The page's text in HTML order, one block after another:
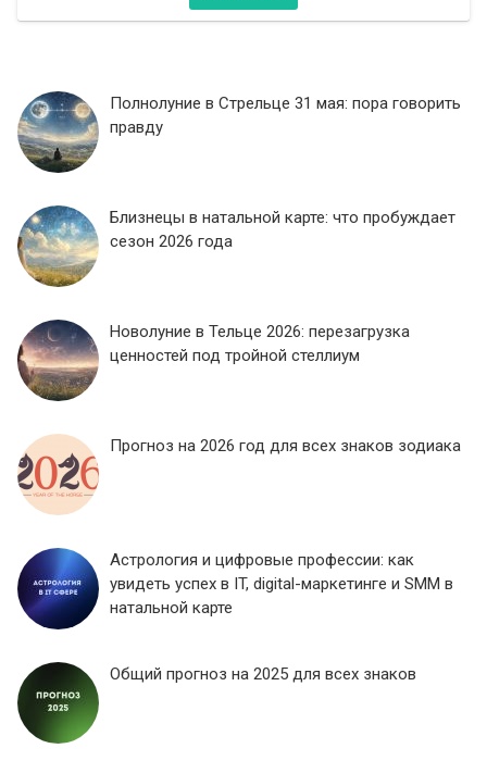
Полнолуние в Стрельце 31 мая: пора говорить
правду
Близнецы в натальной карте: что пробуждает
сезон 2026 года
Новолуние в Тельце 2026: перезагрузка
ценностей под тройной стеллиум
Прогноз на 2026 год для всех знаков зодиака
Астрология и цифровые профессии: как
увидеть успех в IT, digital-маркетинге и SMM в
натальной карте
Общий прогноз на 2025 для всех знаков